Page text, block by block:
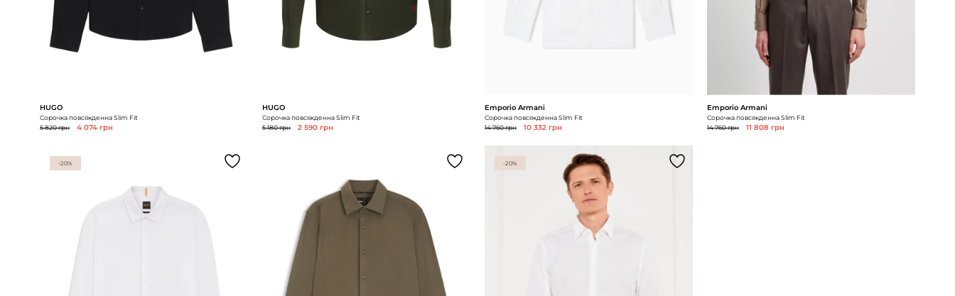
HUGO
Сорочка повсякденна Slim Fit
5 820 грн
4 074 грн
HUGO
Сорочка повсякденна Slim Fit
5 180 грн
2 590 грн
Emporio Armani
Сорочка повсякденна Slim Fit
14 760 грн
10 332 грн
Emporio Armani
Сорочка повсякденна Slim Fit
14 760 грн
11 808 грн
-20% -20%